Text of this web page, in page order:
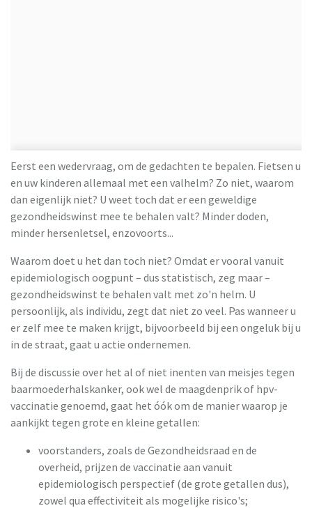
Eerst een wedervraag, om de gedachten te bepalen. Fietsen u
en uw kinderen allemaal met een valhelm? Zo niet, waarom
dan eigenlijk niet? U weet toch dat er een geweldige
gezondheidswinst mee te behalen valt? Minder doden,
minder hersenletsel, enzovoorts...
Waarom doet u het dan toch niet? Omdat er vooral vanuit
epidemiologisch oogpunt – dus statistisch, zeg maar –
gezondheidswinst te behalen valt met zo'n helm. U
persoonlijk, als individu, zegt dat niet zo veel. Pas wanneer u
er zelf mee te maken krijgt, bijvoorbeeld bij een ongeluk bij u
in de straat, gaat u actie ondernemen.
Bij de discussie over het al of niet inenten van meisjes tegen
baarmoederhalskanker, ook wel de maagdenprik of hpv-
vaccinatie genoemd, gaat het óók om de manier waarop je
aankijkt tegen grote en kleine getallen:
voorstanders, zoals de Gezondheidsraad en de
overheid, prijzen de vaccinatie aan vanuit
epidemiologisch perspectief (de grote getallen dus),
zowel qua effectiviteit als mogelijke risico's;